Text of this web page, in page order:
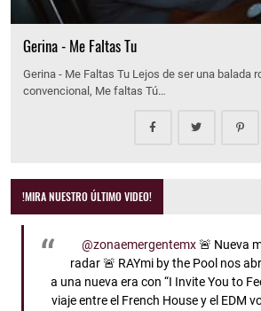
Gerina - Me Faltas Tu
Gerina - Me Faltas Tu Lejos de ser una balada
convencional, Me faltas Tú…
!MIRA NUESTRO ÚLTIMO VIDEO!
@zonaemergentemx🚨 Nueva
radar 🚨 RAYmi by the Pool nos
a una nueva era con “I Invite You to
viaje entre el French House y el EDM